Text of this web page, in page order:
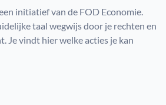
initiatief van de FOD Economie.
taal wegwijs door je rechten en
Je vindt hier welke acties je kan